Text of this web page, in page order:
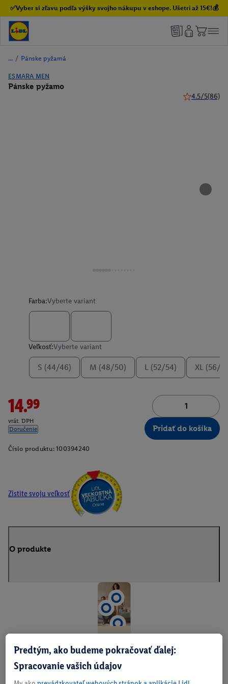
✅Vyber si zľavu podľa výšky svojho nákupu v eshope. Ušetri až 15€!💰
/ Pánske pyžamá
ESMARA MEN
Pánske pyžamo
4.5/5(86)
Farba:Vyberte variant
Veľkosť:Vyberte variant
S (44/46) M (48/50) L (52/54) XL (56/
14.99
vrát. DPH
Doručenie
Pridať do košíka
Číslo produktu: 100394240
Zistite svoju veľkosť
O produkte
Út
ul
né
Predtým, ako budeme pokračovať ďalej:
Spracovanie vašich údajov